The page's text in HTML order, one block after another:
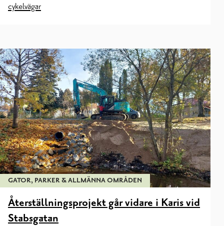
cykelvägar
GATOR, PARKER & ALLMÄNNA OMRÅDEN
Återställningsprojekt går vidare i Karis vid
Stabsgatan